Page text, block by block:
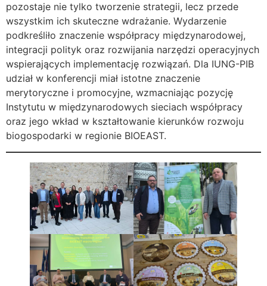
pozostaje nie tylko tworzenie strategii, lecz przede
wszystkim ich skuteczne wdrażanie. Wydarzenie
podkreśliło znaczenie współpracy międzynarodowej,
integracji polityk oraz rozwijania narzędzi operacyjnych
wspierających implementację rozwiązań. Dla IUNG-PIB
udział w konferencji miał istotne znaczenie
merytoryczne i promocyjne, wzmacniając pozycję
Instytutu w międzynarodowych sieciach współpracy
oraz jego wkład w kształtowanie kierunków rozwoju
biogospodarki w regionie BIOEAST.